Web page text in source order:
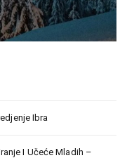
Ibra
I Učeće Mladih –